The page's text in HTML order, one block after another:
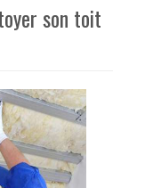
son toit